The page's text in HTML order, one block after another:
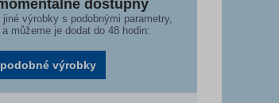
dostupný
výrobky s podobnými parametry,
můžeme je dodat do 48 hodin:
výrobky